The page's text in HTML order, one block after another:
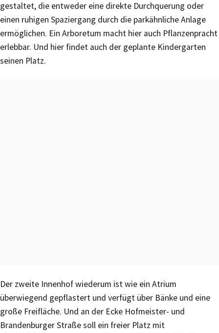
gestaltet, die entweder eine direkte Durchquerung oder
einen ruhigen Spaziergang durch die parkähnliche Anlage
ermöglichen. Ein Arboretum macht hier auch Pflanzenpracht
erlebbar. Und hier findet auch der geplante Kindergarten
seinen Platz.
Der zweite Innenhof wiederum ist wie ein Atrium
überwiegend gepflastert und verfügt über Bänke und eine
große Freifläche. Und an der Ecke Hofmeister- und
Brandenburger Straße soll ein freier Platz mit